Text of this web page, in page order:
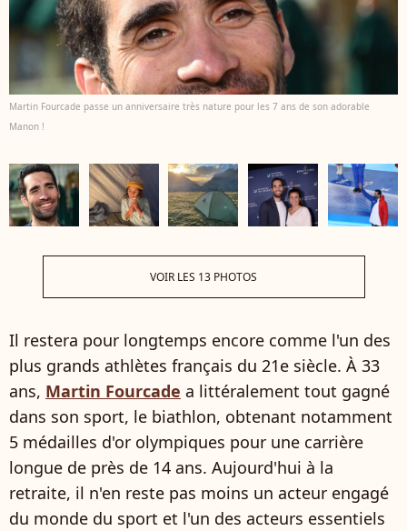
Martin Fourcade passe un anniversaire très nature pour les 7 ans de son adorable
Manon !
VOIR LES 13 PHOTOS
Il restera pour longtemps encore comme l'un des
plus grands athlètes français du 21e siècle. À 33
ans, Martin Fourcade a littéralement tout gagné
dans son sport, le biathlon, obtenant notamment
5 médailles d'or olympiques pour une carrière
longue de près de 14 ans. Aujourd'hui à la
retraite, il n'en reste pas moins un acteur engagé
du monde du sport et l'un des acteurs essentiels